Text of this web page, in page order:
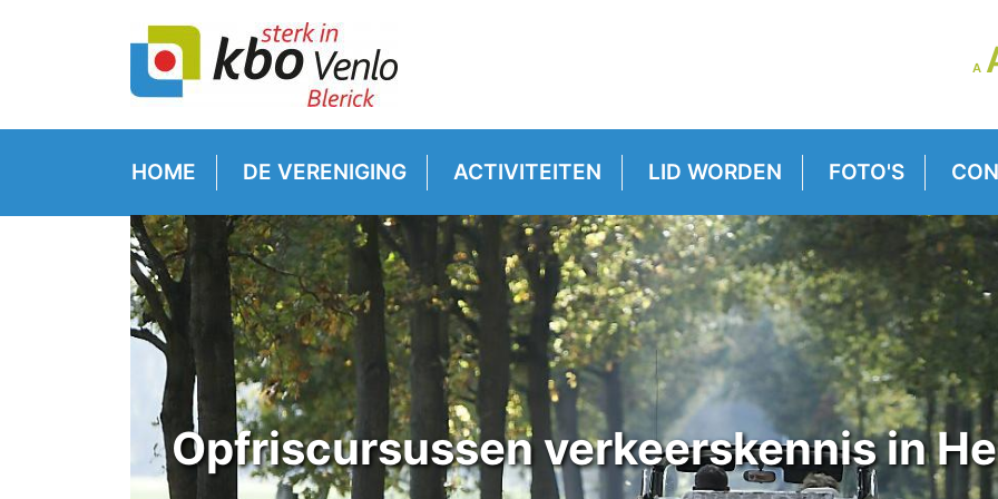
A
HOME DE VERENIGING ACTIVITEITEN LID WORDEN FOTO'S
Opfriscursussen verkeerskennis in